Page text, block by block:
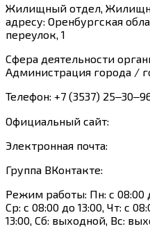
Жилищный отдел,
адресу: Оренбургская
переулок, 1
Сфера деятельности
Администрация города /
Телефон: +7 (3537)
Официальный сайт:
Электронная почта:
Группа ВКонтакте:
Режим работы: Пн: с 08:00
Ср: с 08:00 до 13:00, Чт: с
13:00, Сб: выходной, Вс: